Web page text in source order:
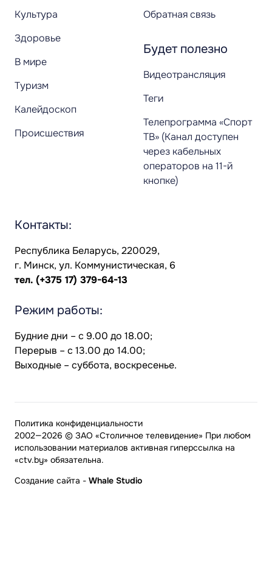
Культура
Здоровье
В мире
Туризм
Калейдоскоп
Происшествия
Обратная связь
Будет полезно
Видеотрансляция
Теги
Телепрограмма «Спорт
ТВ» (Канал доступен
через кабельных
операторов на 11-й
кнопке)
Контакты:
Республика Беларусь, 220029,
г. Минск, ул. Коммунистическая, 6
тел. (+375 17) 379-64-13
Режим работы:
Будние дни – с 9.00 до 18.00;
Перерыв – с 13.00 до 14.00;
Выходные – суббота, воскресенье.
2002—2026 © ЗАО «Столичное телевидение» При любом
использовании материалов активная гиперссылка на
«ctv.by» обязательна.
Политика конфиденциальности
Создание сайта - Whale Studio